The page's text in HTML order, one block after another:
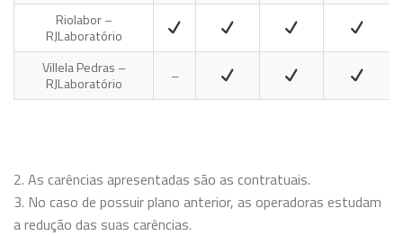
Riolabor –
RJLaboratório
Villela Pedras –
RJLaboratório –
2. As carências apresentadas são as contratuais.
3. No caso de possuir plano anterior, as operadoras estudam
a redução das suas carências.